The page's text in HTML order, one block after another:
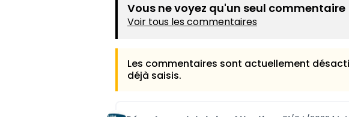
Vous ne voyez qu'un seul commentaire
Voir tous les commentaires
Les commentaires sont actuellement
déjà saisis.